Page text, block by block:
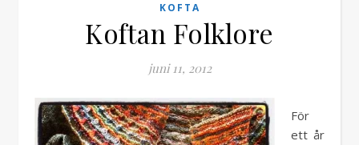
KOFTA
Koftan Folklore
juni 11, 2012
För
ett år